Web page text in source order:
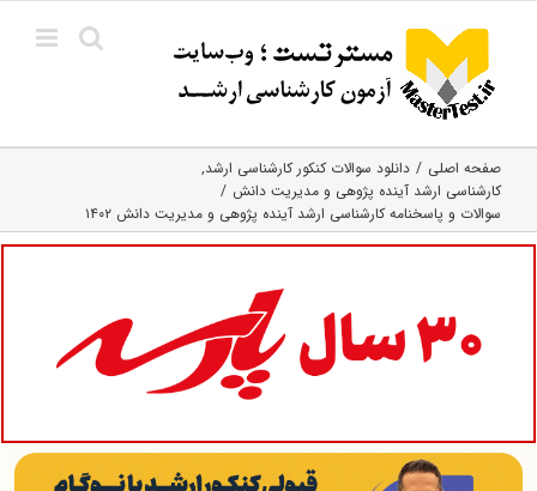
content
صفحه اصلی
دانلود سوالات کنکور کارشناسی ارشد
کارشناسی ارشد آینده‌ پژوهی و مدیریت دانش
سوالات و پاسخنامه کارشناسی ارشد آینده پژوهی و مدیریت دانش ۱۴۰۲